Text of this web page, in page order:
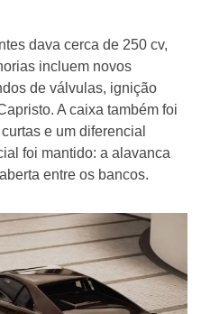
dava cerca de 250 cv,
incluem novos
de válvulas, ignição
A caixa também foi
e um diferencial
foi mantido: a alavanca
entre os bancos.